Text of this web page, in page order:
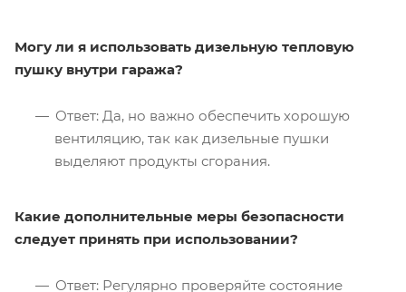
Могу ли я использовать дизельную тепловую
пушку внутри гаража?
Ответ: Да, но важно обеспечить хорошую
вентиляцию, так как дизельные пушки
выделяют продукты сгорания.
Какие дополнительные меры безопасности
следует принять при использовании?
Ответ: Регулярно проверяйте состояние